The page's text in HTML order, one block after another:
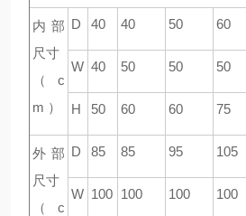
内部
尺寸
（ c
m ）
D 40 40 50 60
W 40 50 50 50
H 50 60 60 75
外部
尺寸
（ c
D 85 85 95 105
W 100 100 100 100